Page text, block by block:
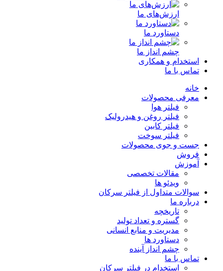
ارزش‌های ما
دستاورد ما
چشم انداز ما
استخدام و همکاری
تماس با ما
خانه
معرفی محصولات
فیلتر هوا
فیلتر روغن و هیدرولیک
فیلتر کابین
فیلتر سوخت
جست و جوی محصولات
فروش
آموزش
مقالات تخصصی
ویدئو ها
سوالات متداول از فیلتر سرکان
درباره ما
تاریخچه
گستره و تعداد تولید
مدیریت و منابع انسانی
دستاورد ها
چشم انداز آینده
تماس با ما
استخدام در فیلتر سرکان